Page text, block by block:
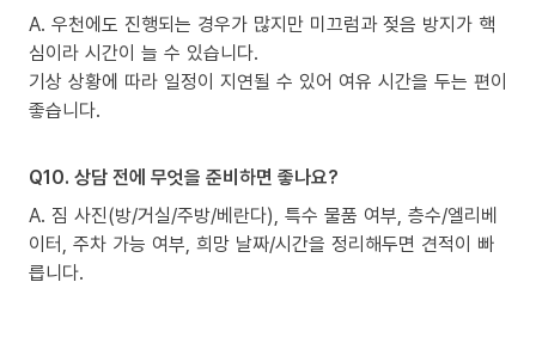
A. 우천에도 진행되는 경우가 많지만 미끄럼과 젖음 방지가 핵
심이라 시간이 늘 수 있습니다.
기상 상황에 따라 일정이 지연될 수 있어 여유 시간을 두는 편이
좋습니다.
Q10. 상담 전에 무엇을 준비하면 좋나요?
A. 짐 사진(방/거실/주방/베란다), 특수 물품 여부, 층수/엘리베
이터, 주차 가능 여부, 희망 날짜/시간을 정리해두면 견적이 빠
릅니다.